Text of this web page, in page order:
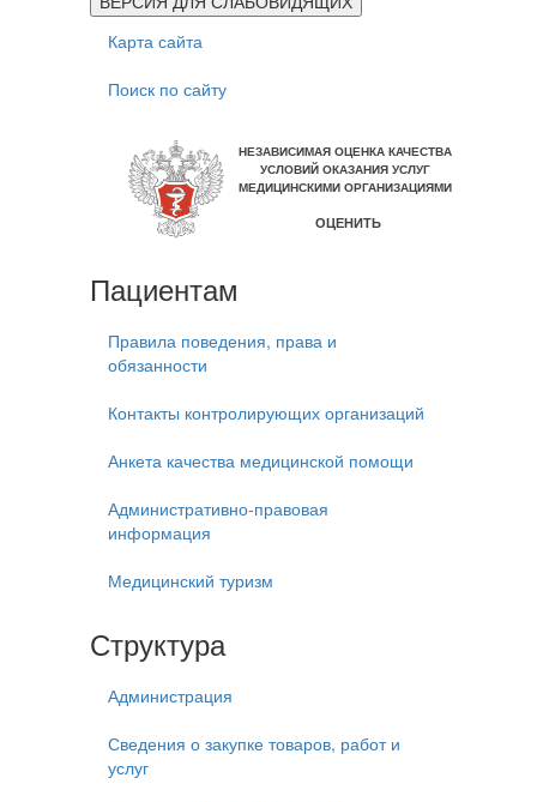
Карта сайта
Поиск по сайту
Пациентам
Правила поведения, права и
обязанности
Контакты контролирующих организаций
Анкета качества медицинской помощи
Административно-правовая
информация
Медицинский туризм
Структура
Администрация
Сведения о закупке товаров, работ и
услуг